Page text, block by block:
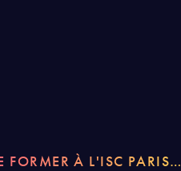
FORMER À L'ISC PARIS…